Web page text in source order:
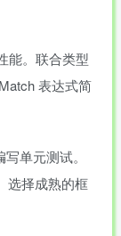
能。联合类型
表达式简
单元测试。
选择成熟的框